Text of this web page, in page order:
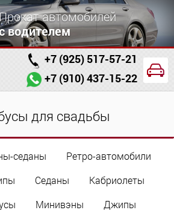
автомобилей
водителем
+7 (925) 517-57-21
+7 (910) 437-15-22
Заказ проката онлайн
Контакты
для свадьбы
седаны
Ретро-автомобили
Седаны
Кабриолеты
Минивэны
Джипы